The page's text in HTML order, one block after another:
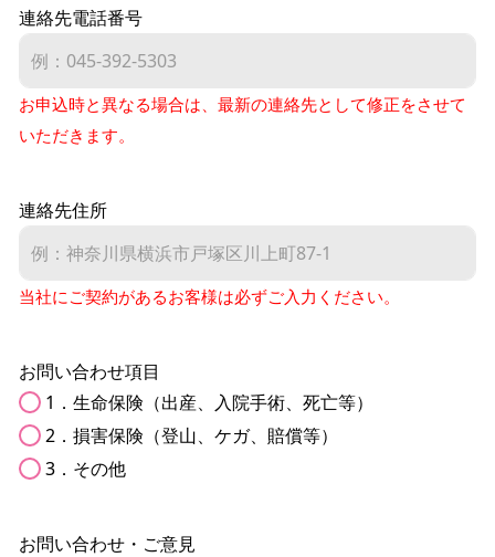
連絡先電話番号
お申込時と異なる場合は、最新の連絡先として修正をさせて
いただきます。
連絡先住所
当社にご契約があるお客様は必ずご入力ください。
お問い合わせ項目
1．生命保険（出産、入院手術、死亡等）
2．損害保険（登山、ケガ、賠償等）
3．その他
お問い合わせ・ご意見